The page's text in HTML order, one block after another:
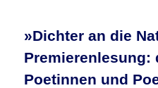
»Dichter an die
Premierenlesung:
Poetinnen und